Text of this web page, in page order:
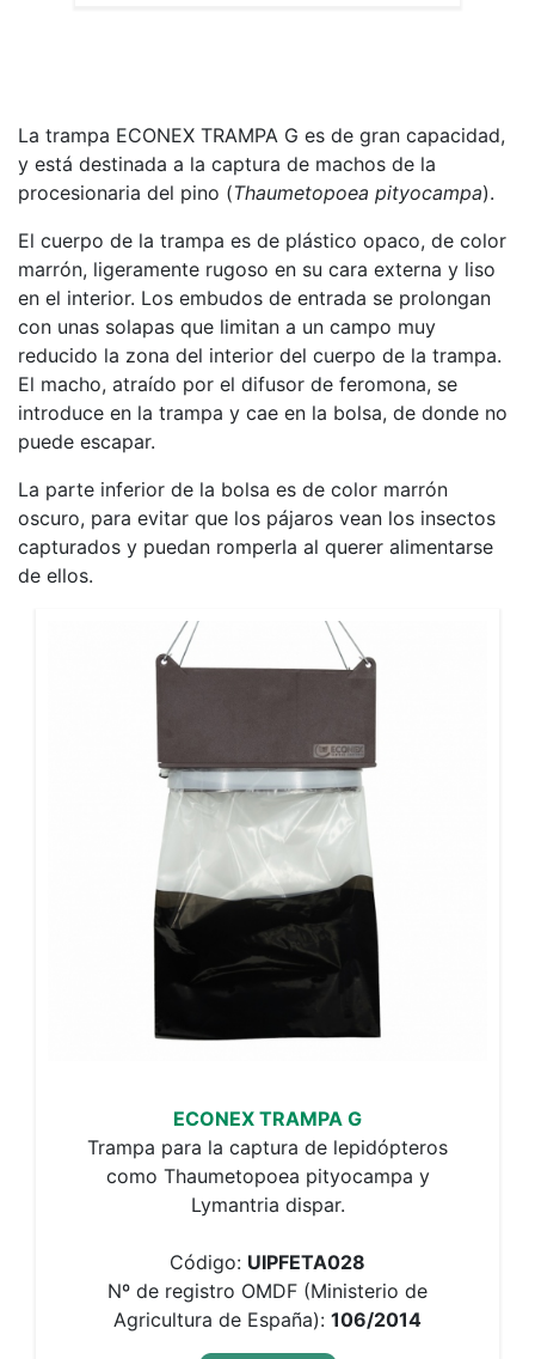
La trampa ECONEX TRAMPA G es de gran capacidad,
y está destinada a la captura de machos de la
procesionaria del pino (Thaumetopoea pityocampa).
El cuerpo de la trampa es de plástico opaco, de color
marrón, ligeramente rugoso en su cara externa y liso
en el interior. Los embudos de entrada se prolongan
con unas solapas que limitan a un campo muy
reducido la zona del interior del cuerpo de la trampa.
El macho, atraído por el difusor de feromona, se
introduce en la trampa y cae en la bolsa, de donde no
puede escapar.
La parte inferior de la bolsa es de color marrón
oscuro, para evitar que los pájaros vean los insectos
capturados y puedan romperla al querer alimentarse
de ellos.
ECONEX TRAMPA G
Trampa para la captura de lepidópteros
como Thaumetopoea pityocampa y
Lymantria dispar.
Código: UIPFETA028
Nº de registro OMDF (Ministerio de
Agricultura de España): 106/2014